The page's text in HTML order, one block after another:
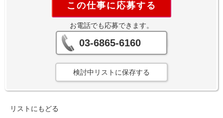
この仕事に応募する
お電話でも応募できます。
03-6865-6160
検討中リストに保存する
リストにもどる